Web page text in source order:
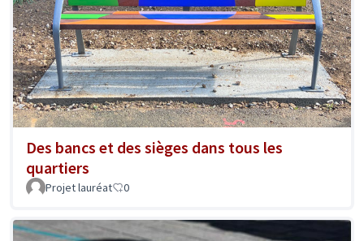
Des bancs et des sièges dans tous les
quartiers
Projet lauréat 0